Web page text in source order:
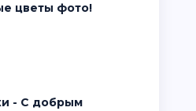
цветы фото!